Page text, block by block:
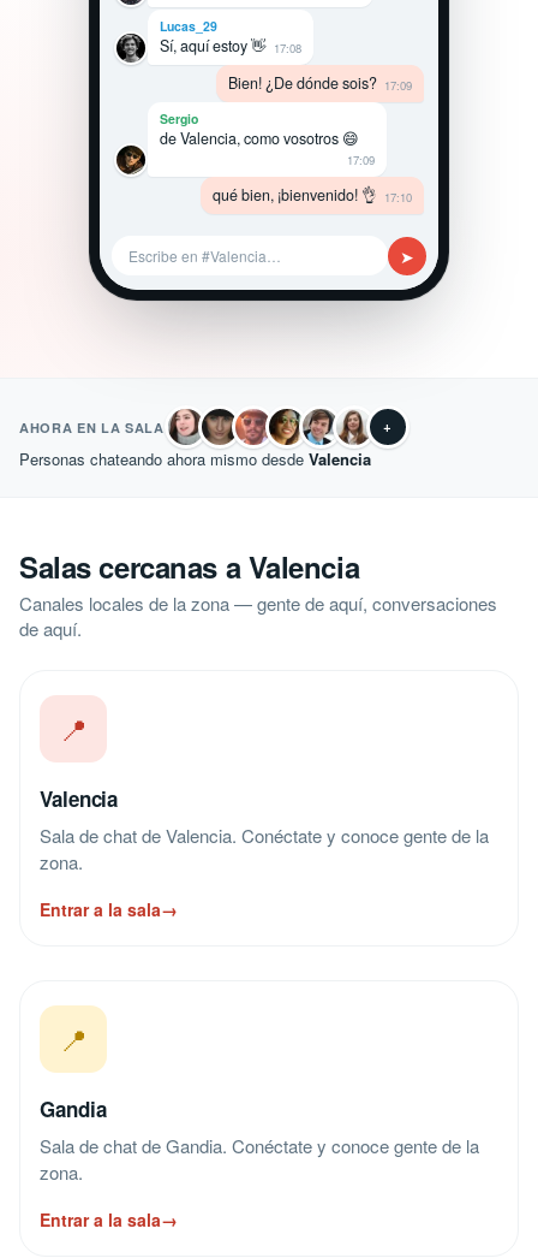
Lucas_29
Sí, aquí estoy 👋 17:08
Bien! ¿De dónde sois? 17:09
Sergio
de Valencia, como vosotros 😄
17:09
qué bien, ¡bienvenido! 👌 17:10
Escribe en #Valencia… ➤
AHORA EN LA SALA +
Personas chateando ahora mismo desde Valencia
Salas cercanas a Valencia
Canales locales de la zona — gente de aquí, conversaciones
de aquí.
📍
Valencia
Sala de chat de Valencia. Conéctate y conoce gente de la
zona.
Entrar a la sala→
📍
Gandia
Sala de chat de Gandia. Conéctate y conoce gente de la
zona.
Entrar a la sala→